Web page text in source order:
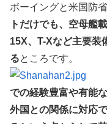
ボーイングと米国防省
トだけでも、空母艦
15X、T-Xなど主要装
るところです。
での経験豊富や有能
外国との関係に対応